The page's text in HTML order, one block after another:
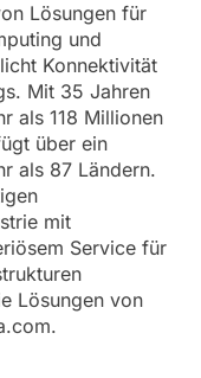
Lösungen für
und
Konnektivität
Mit 35 Jahren
als 118 Millionen
über ein
als 87 Ländern.
mit
Service für
Lösungen von